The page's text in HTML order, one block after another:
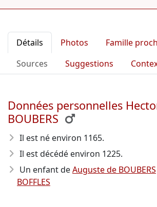
Détails Photos Famille
Sources
Suggestions
Données personnelles
BOUBERS
Il est né environ 1165.
Il est décédé environ 1225.
Un enfant deAuguste de BOUBERS
BOFFLES